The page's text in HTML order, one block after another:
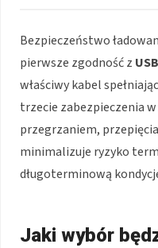
Bezpieczeństwo
pierwsze zgodność z
właściwy kabel
trzecie zabezpieczenia
przegrzaniem,
minimalizuje ryzyko
długoterminową
Jaki wybór